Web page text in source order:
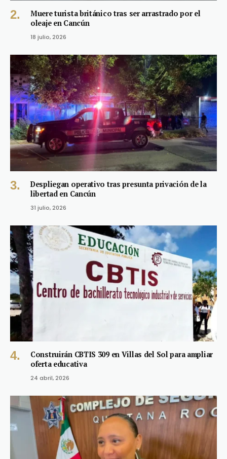
Muere turista británico tras ser arrastrado por el
oleaje en Cancún
18 julio, 2026
Despliegan operativo tras presunta privación de la
libertad en Cancún
31 julio, 2026
Construirán CBTIS 309 en Villas del Sol para ampliar
oferta educativa
24 abril, 2026